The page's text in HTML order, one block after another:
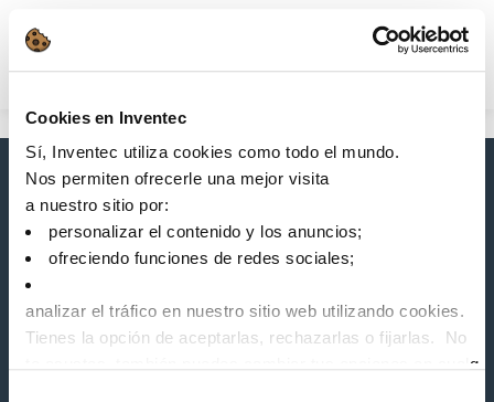
Cookies en Inventec
Sí, Inventec utiliza cookies como todo el mundo.
Nos permiten ofrecerle una mejor visita
a nuestro sitio por:
personalizar el contenido y los anuncios;
ofreciendo funciones de redes sociales;
analizar el tráfico en nuestro sitio web utilizando cookies.
Tienes la opción de aceptarlas, rechazarlas o fijarlas. No
te asustes, también puedes cambiar tus opciones en
Búsqueda
Inicio
Product Product Category
Mantenimiento electrónico
Novedades, servicios, productos, ...
¡Manténgase conectado con nuestro boletín de
noticias!
Please leave